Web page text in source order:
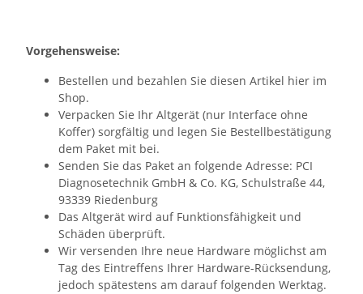
Vorgehensweise:
Bestellen und bezahlen Sie diesen Artikel hier im
Shop.
Verpacken Sie Ihr Altgerät (nur Interface ohne
Koffer) sorgfältig und legen Sie Bestellbestätigung
dem Paket mit bei.
Senden Sie das Paket an folgende Adresse: PCI
Diagnosetechnik GmbH & Co. KG, Schulstraße 44,
93339 Riedenburg
Das Altgerät wird auf Funktionsfähigkeit und
Schäden überprüft.
Wir versenden Ihre neue Hardware möglichst am
Tag des Eintreffens Ihrer Hardware-Rücksendung,
jedoch spätestens am darauf folgenden Werktag.